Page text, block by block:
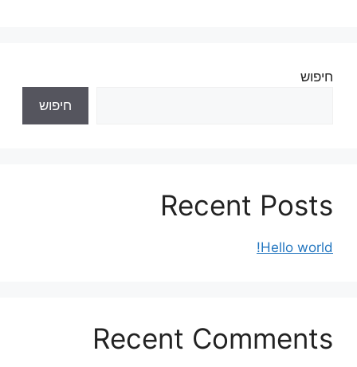
חיפוש
חיפוש
Recent Posts
Hello world!
Recent Comments